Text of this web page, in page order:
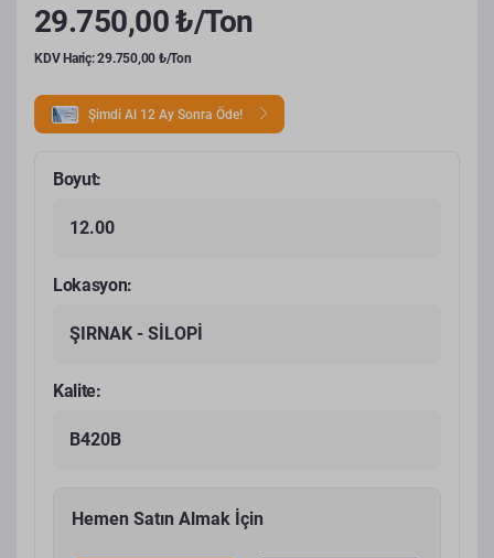
29.750,00 ₺/Ton
KDV Hariç: 29.750,00 ₺/Ton
Şimdi Al 12 Ay Sonra Öde!
Boyut:
12.00
Lokasyon:
ŞIRNAK - SİLOPİ
Kalite:
B420B
Hemen Satın Almak İçin